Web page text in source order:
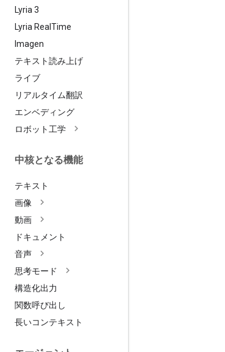
Lyria 3
Lyria Real Time
Imagen
テキスト読み上げ
ライブ
リアルタイム翻訳
エンベディング
ロボット工学
中核となる機能
テキスト
画像
動画
ドキュメント
音声
思考モード
構造化出力
関数呼び出し
長いコンテキスト